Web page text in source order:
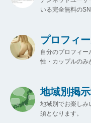
いる完全無料の
プロフィ
自分のプロフィ
性・カップルのみ
地域別掲
地域別でお楽しみ
須となります。